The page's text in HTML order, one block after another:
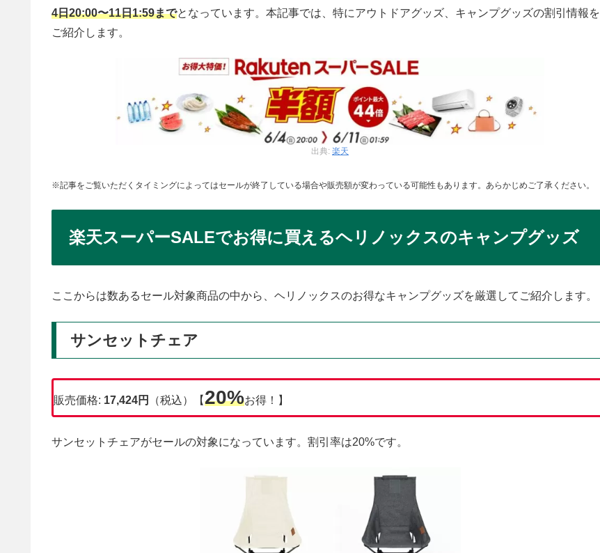
4日20:00〜11日1:59までとなっています。本記事では、特にアウトドアグッズ、キャンプグッズの割引情報を
ご紹介します。
出典: 楽天
※記事をご覧いただくタイミングによってはセールが終了している場合や販売額が変わっている可能性もあります。あらかじめご了承ください。
楽天スーパーSALEでお得に買えるヘリノックスのキャンプグッズ
ここからは数あるセール対象商品の中から、ヘリノックスのお得なキャンプグッズを厳選してご紹介します。
サンセットチェア
販売価格: 17,424円 （税込）【20%お得！】
サンセットチェアがセールの対象になっています。割引率は20%です。